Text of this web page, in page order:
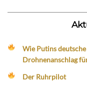
Wie Putins
Drohnenanschlag
Der Ruhrpilot